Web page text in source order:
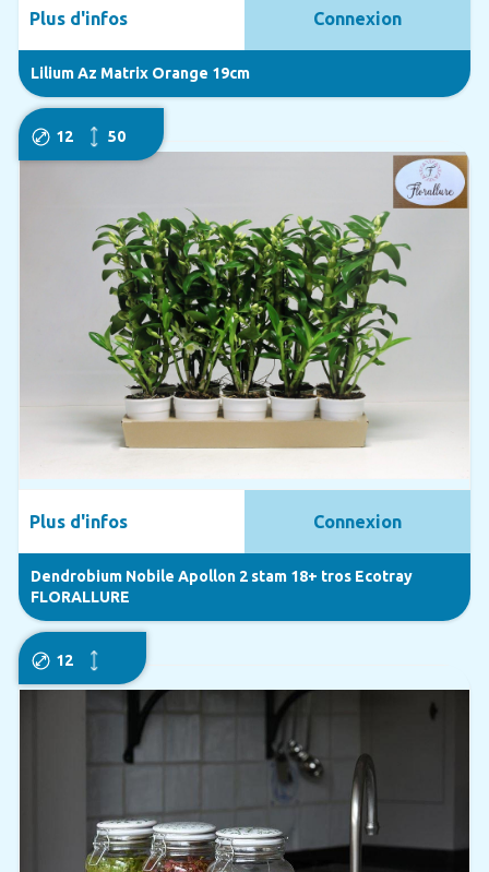
Lilium Az Matrix Orange 19cm
Plus d'infos Connexion
12 50
Dendrobium Nobile Apollon 2 stam 18+ tros Ecotray
FLORALLURE
Plus d'infos Connexion
12